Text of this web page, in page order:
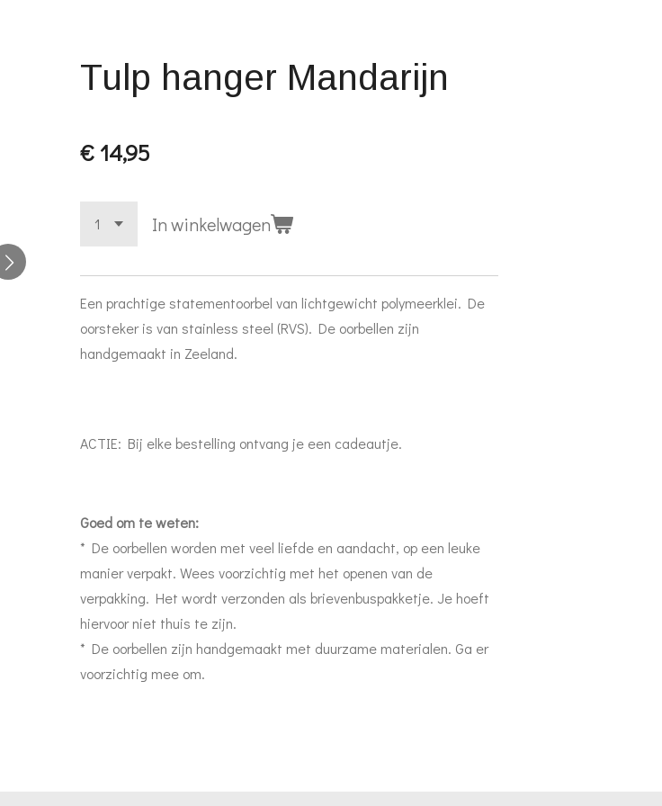
Tulp hanger Mandarijn
€ 14,95
In winkelwagen
Een prachtige statementoorbel van lichtgewicht polymeerklei. De
oorsteker is van stainless steel (RVS). De oorbellen zijn
handgemaakt in Zeeland.
ACTIE: Bij elke bestelling ontvang je een cadeautje.
Goed om te weten:
* De oorbellen worden met veel liefde en aandacht, op een leuke
manier verpakt. Wees voorzichtig met het openen van de
verpakking. Het wordt verzonden als brievenbuspakketje. Je hoeft
hiervoor niet thuis te zijn.
* De oorbellen zijn handgemaakt met duurzame materialen. Ga er
voorzichtig mee om.